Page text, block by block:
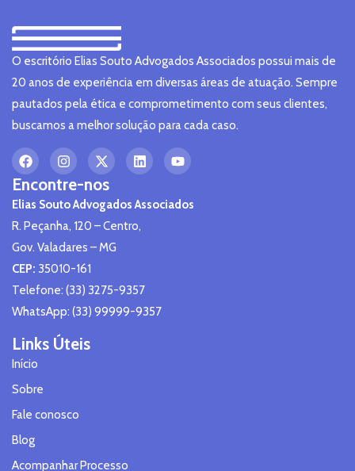
O escritório Elias Souto Advogados Associados possui mais de
20 anos de experiência em diversas áreas de atuação. Sempre
pautados pela ética e comprometimento com seus clientes,
buscamos a melhor solução para cada caso.
Encontre-nos
Elias Souto Advogados Associados
R. Peçanha, 120 – Centro,
Gov. Valadares – MG
CEP: 35010-161
Telefone: (33) 3275-9357
WhatsApp: (33) 99999-9357
Links Úteis
Início
Sobre
Fale conosco
Blog
Acompanhar Processo